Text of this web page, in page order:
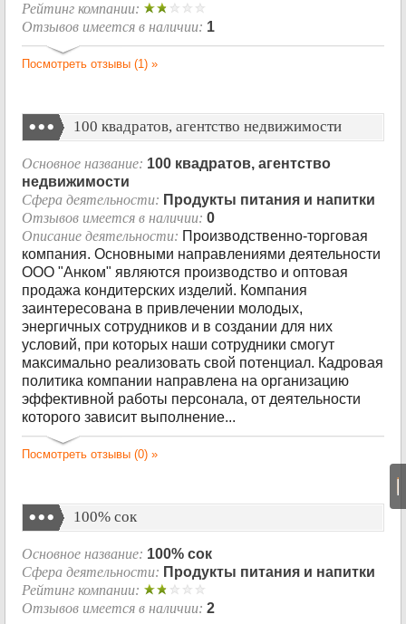
|
Рейтинг компании:
Отзывов имеется в наличии: 1
Посмотреть отзывы (1) »
100 квадратов, агентство недвижимости
Основное название: 100 квадратов, агентство
недвижимости
Сфера деятельности: Продукты питания и напитки
Отзывов имеется в наличии: 0
Описание деятельности: Производственно-торговая
компания. Основными направлениями деятельности
ООО "Анком" являются производство и оптовая
продажа кондитерских изделий. Компания
заинтересована в привлечении молодых,
энергичных сотрудников и в создании для них
условий, при которых наши сотрудники смогут
максимально реализовать свой потенциал. Кадровая
политика компании направлена на организацию
эффективной работы персонала, от деятельности
которого зависит выполнение...
Посмотреть отзывы (0) »
100% сок
Основное название: 100% сок
Сфера деятельности: Продукты питания и напитки
Рейтинг компании:
Отзывов имеется в наличии: 2